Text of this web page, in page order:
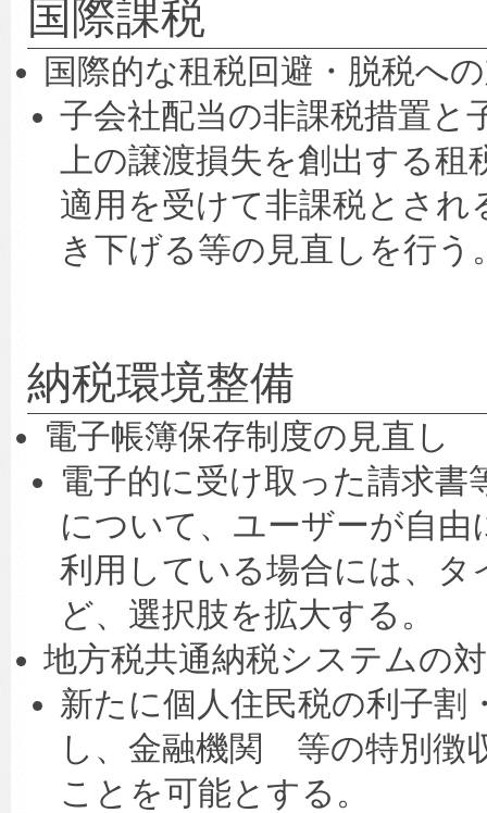
国際課税
国際的な租税回避・脱税へ
子会社配当の非課税措置と
上の譲渡損失を創出する租
適用を受けて非課税とされ
き下げる等の見直しを行う
納税環境整備
電子帳簿保存制度の見直し
電子的に受け取った請求
について、ユーザーが自
利用している場合には、
ど、選択肢を拡大する。
地方税共通納税システムの
新たに個人住民税の利子割
し、金融機関 等の特別徴
ことを可能とする。